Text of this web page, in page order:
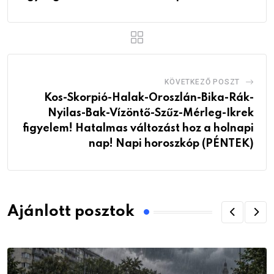
KÖVETKEZŐ POSZT
Kos-Skorpió-Halak-Oroszlán-Bika-Rák-
Nyilas-Bak-Vízöntő-Szűz-Mérleg-Ikrek
figyelem! Hatalmas változást hoz a holnapi
nap! Napi horoszkóp (PÉNTEK)
Ajánlott posztok